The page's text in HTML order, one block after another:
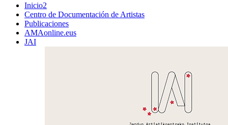
Inicio2
Centro de Documentación de Artistas
Publicaciones
AMAonline.eus
JAI